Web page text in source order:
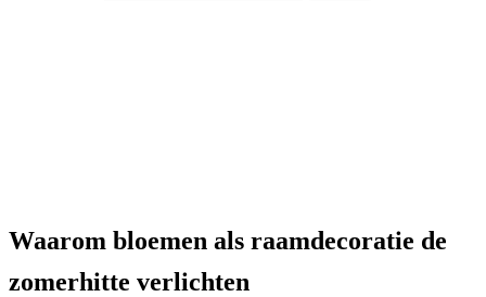
Waarom bloemen als raamdecoratie de
zomerhitte verlichten